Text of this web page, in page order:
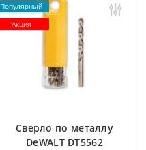
Популярный
Акция
Cверлo по металлу
DeWALT DT5562